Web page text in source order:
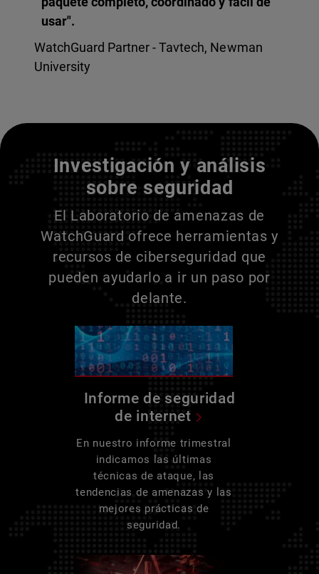
usar".
WatchGuard Partner - Tavtech, Newman
University
Investigación y análisis
sobre seguridad
El Laboratorio de amenazas de
WatchGuard ofrece herramientas y
recursos de ciberseguridad que
pueden ayudarlo a ir un paso por
delante.
Informe de seguridad
de internet
En nuestro informe trimestral
indicamos las últimas
técnicas de ataque, las
tendencias de amenazas y las
mejores prácticas de
seguridad.